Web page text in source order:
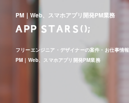
PM｜Web、スマホアプリ開発PM業務
フリーエンジニア・デザイナーの案件・お仕事情報
PM｜Web、スマホアプリ開発PM業務